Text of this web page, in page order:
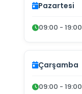
Pazartesi
09:00 - 19:00
Çarşamba
09:00 - 19:00